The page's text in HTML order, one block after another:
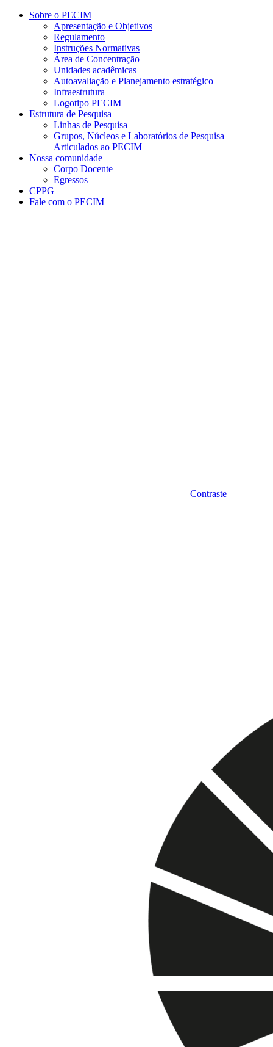
Conteúdo principal Menu principal
Sobre o PECIM
Apresentação e Objetivos
Regulamento
Instruções Normativas
Área de Concentração
Unidades acadêmicas
Autoavaliação e Planejamento estratégico
Infraestrutura
Logotipo PECIM
Estrutura de Pesquisa
Linhas de Pesquisa
Grupos, Núcleos e Laboratórios de Pesquisa
Articulados ao PECIM
Nossa comunidade
Corpo Docente
Egressos
CPPG
Fale com o PECIM
Contraste